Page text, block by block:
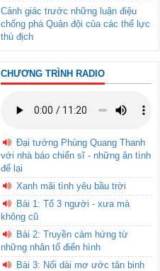
Cảnh giác trước những luận điệu
chống phá Quân đội của các thế lực
thù địch
CHƯƠNG TRÌNH RADIO
Đại tướng Phùng Quang Thanh
với nhà báo chiến sĩ - những ân tình
để lại
Xanh mãi tình yêu bầu trời
Bài 1: Tổ 3 người - xưa mà
không cũ
Bài 2: Truyền cảm hứng từ
những nhân tố điển hình
Bài 3: Nối dài mơ ước tân binh